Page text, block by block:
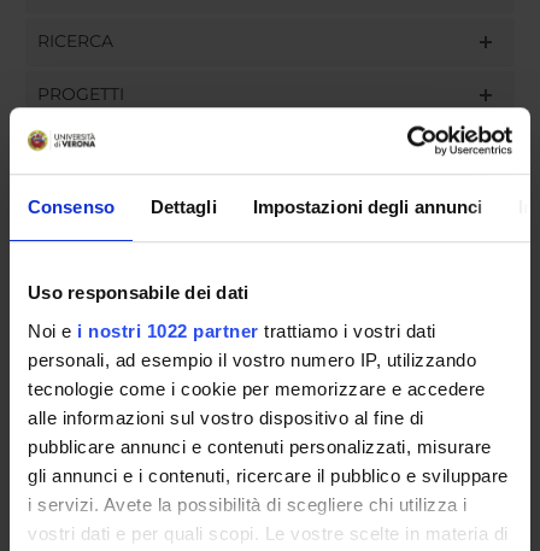
Consenso Dettagli Impostazioni degli annunci
Uso responsabile dei dati
Noi e i nostri 1022 partner trattiamo i vostri dati
personali, ad esempio il vostro numero IP, utilizzando
tecnologie come i cookie per memorizzare e accedere
alle informazioni sul vostro dispositivo al fine di
pubblicare annunci e contenuti personalizzati, misurare
gli annunci e i contenuti, ricercare il pubblico e sviluppare
i servizi. Avete la possibilità di scegliere chi utilizza i
vostri dati e per quali scopi. Le vostre scelte in materia di
RICERCA
PROGETTI
INCARICHI
COMMISSIONI
GOVERNANCE
UFFICI E STRUTTURE DI SERVIZIO
SERVIZI DI SEGRETERIA STUDENTI